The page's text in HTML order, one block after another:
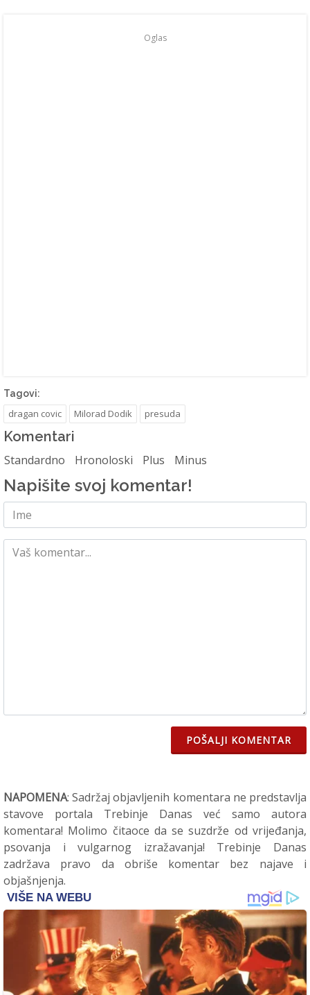
Oglas
Tagovi:
dragan covic Milorad Dodik presuda
Komentari
Standardno Hronoloski Plus Minus
Napišite svoj komentar!
POŠALJI KOMENTAR
NAPOMENA: Sadržaj objavljenih komentara ne predstavlja
stavove portala Trebinje Danas već samo autora
komentara! Molimo čitaoce da se suzdrže od vrijeđanja,
psovanja i vulgarnog izražavanja! Trebinje Danas
zadržava pravo da obriše komentar bez najave i
objašnjenja.